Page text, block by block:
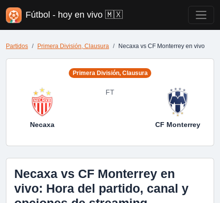
Fútbol - hoy en vivo 🇲🇽
Partidos Primera División, Clausura Necaxa vs CF Monterrey en vivo
Primera División, Clausura
Necaxa
FT
CF Monterrey
Necaxa vs CF Monterrey en
vivo: Hora del partido, canal y